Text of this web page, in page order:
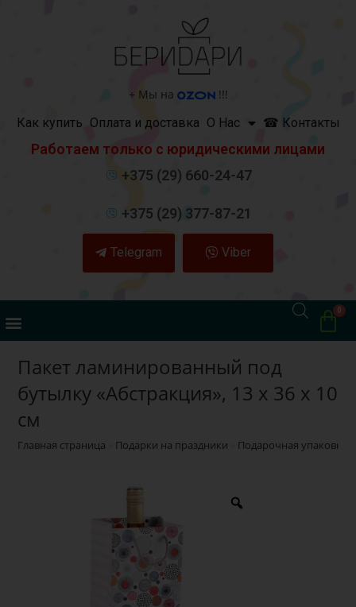
+ Мы на
!!!
Как купить Оплата и доставка О Нас ☎ Контакты
Работаем только с юридическими лицами
+375 (29) 660-24-47
+375 (29) 377-87-21
Telegram Viber
Пакет ламинированный под
бутылку «Абстракция», 13 х 36 х 10
см
Главная страница Подарки на праздники Подарочная упаковка